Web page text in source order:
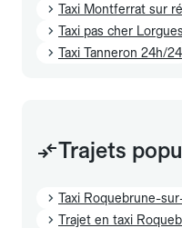
Taxi Montferrat sur
Taxi pas cher Lorgues
Taxi Tanneron 24h/24
Trajets
Taxi Roquebrune-
Trajet en taxi